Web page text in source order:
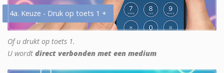
4a. Keuze - Druk op toets 1 +
Of u drukt op toets 1.
U wordt direct verbonden met een medium